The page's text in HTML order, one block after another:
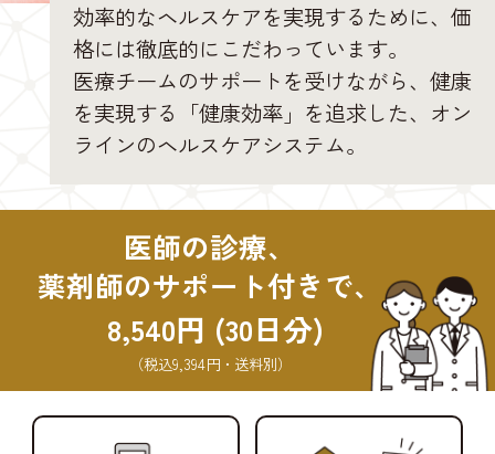
効率的なヘルスケアを実現するために、価
格には徹底的にこだわっています。
医療チームのサポートを受けながら、健康
を実現する「健康効率」を追求した、オン
ラインのヘルスケアシステム。
医師の診療、
薬剤師のサポート付きで、
8,540円 (30日分)
（税込9,394円・送料別）